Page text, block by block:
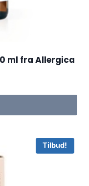
ml fra Allergica
Tilbud!